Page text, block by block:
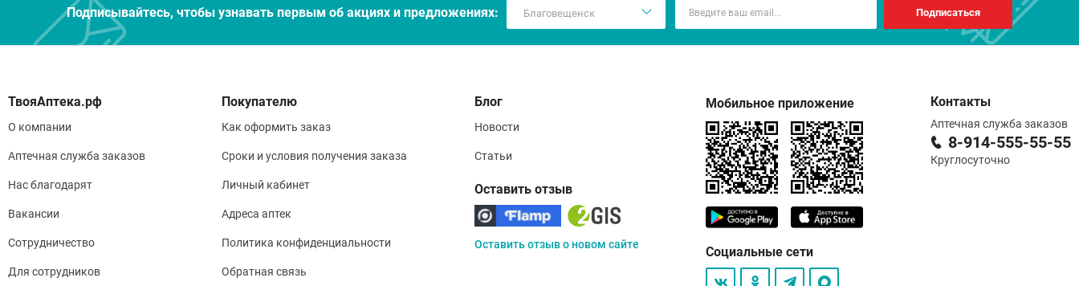
Подписывайтесь, чтобы узнавать первым об акцияx и предложениях: Подписаться
О компании
Аптечная служба заказов
Нас благодарят
Вакансии
Сотрудничество
Для сотрудников
Покупателю
Как оформить заказ
Сроки и условия получения заказа
Личный кабинет
Адреса аптек
Политика конфиденциальности
Обратная связь
Блог
Новости
Статьи
Оставить отзыв
Оставить отзыв о новом сайте
Мобильное приложение
Социальные сети
Контакты
Аптечная служба заказов
8-914-555-55-55
Круглосуточно